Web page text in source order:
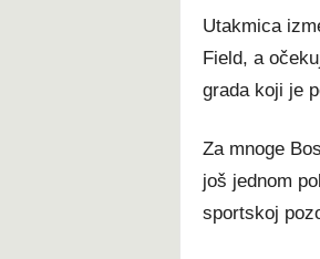
Utakmica
Field, a
grada koji je
Za mnoge
još jednom
sportskoj